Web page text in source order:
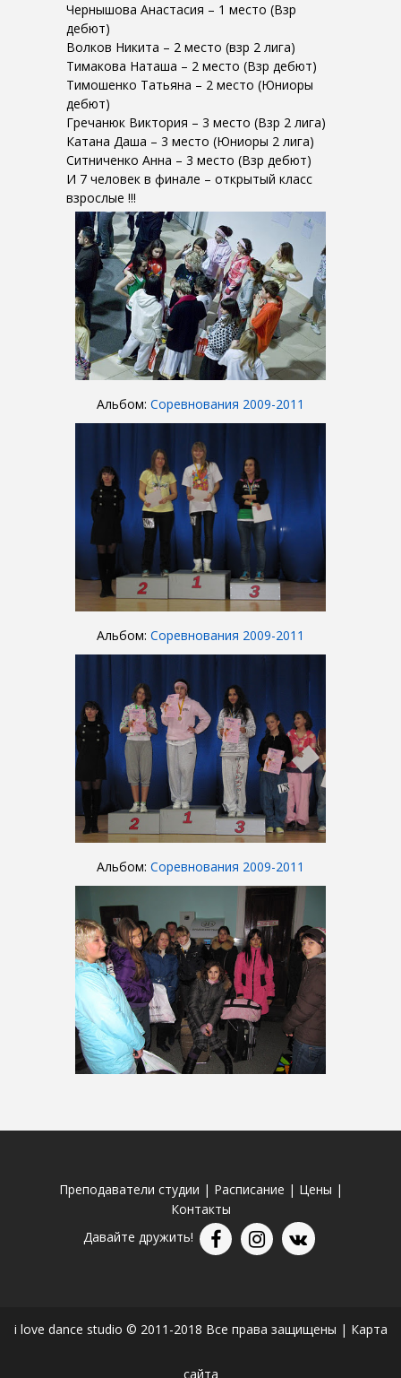
Чернышова Анастасия – 1 место (Взр
дебют)
Волков Никита – 2 место (взр 2 лига)
Тимакова Наташа – 2 место (Взр дебют)
Тимошенко Татьяна – 2 место (Юниоры
дебют)
Гречанюк Виктория – 3 место (Взр 2 лига)
Катана Даша – 3 место (Юниоры 2 лига)
Ситниченко Анна – 3 место (Взр дебют)
И 7 человек в финале – открытый класс
взрослые !!!
Альбом: Соревнования 2009-2011
Альбом: Соревнования 2009-2011
Альбом: Соревнования 2009-2011
Преподаватели студии | Расписание | Цены |
Контакты
Давайте дружить!
i love dance studio © 2011-2018 Все права защищены | Карта
сайта